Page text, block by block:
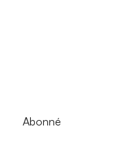
Abonné